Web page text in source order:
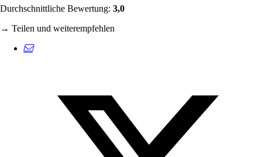
Durchschnittliche Bewertung: 3,0
→ Teilen und weiterempfehlen